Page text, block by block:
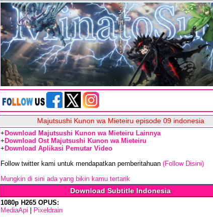
Majutsushi Kunon wa Mieteiru episode 09 indonesia
+ Download Majutsushi Kunon wa Mieteiru Lainnya
+ Download Ost Majutsushi Kunon wa Mieteiru
+ Download Aplikasi Pemutar Video
Follow twitter kami untuk mendapatkan pemberitahuan (Follow Disini)
Mungkin di sini ada yang bikin kamu tertarik
Download Subtitle Indonesia
1080p H265 OPUS:
MediaApi
Pixeldrain